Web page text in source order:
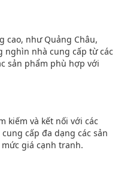
cao, như Quảng Châu,
nghìn nhà cung cấp từ các
sản phẩm phù hợp với
kiếm và kết nối với các
cấp đa dạng các sản
giá cạnh tranh.